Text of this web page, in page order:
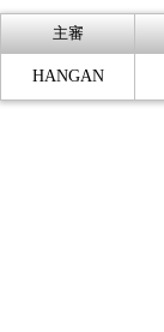
主審
HANGAN